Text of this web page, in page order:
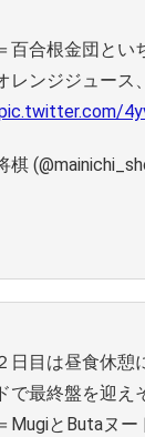
百合根金団とい
レンジジュース
日目は昼食休憩
で最終盤を迎え
MugiとButaヌー